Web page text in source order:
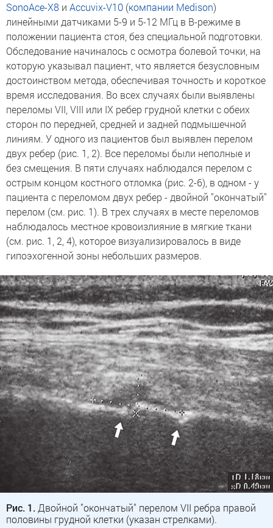
SonoAce-X8 и Accuvix-V10 (компании Medison)
линейными датчиками 5-9 и 5-12 МГц в В-режиме в
положении пациента стоя, без специальной подготовки.
Обследование начиналось с осмотра болевой точки, на
которую указывал пациент, что является безусловным
достоинством метода, обеспечивая точность и короткое
время исследования. Во всех случаях были выявлены
переломы VII, VIII или IX ребер грудной клетки с обеих
сторон по передней, средней и задней подмышечной
линиям. У одного из пациентов был выявлен перелом
двух ребер (рис. 1, 2). Все переломы были неполные и
без смещения. В пяти случаях наблюдался перелом с
острым концом костного отломка (рис. 2-6), в одном - у
пациента с переломом двух ребер - двойной "окончатый"
перелом (см. рис. 1). В трех случаях в месте переломов
наблюдалось местное кровоизлияние в мягкие ткани
(см. рис. 1, 2, 4), которое визуализировалось в виде
гипоэхогенной зоны небольших размеров.
Рис. 1. Двойной "окончатый" перелом VII ребра правой
половины грудной клетки (указан стрелками).